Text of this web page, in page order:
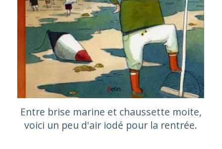
Entre brise marine et chaussette moite,
voici un peu d'air iodé pour la rentrée.